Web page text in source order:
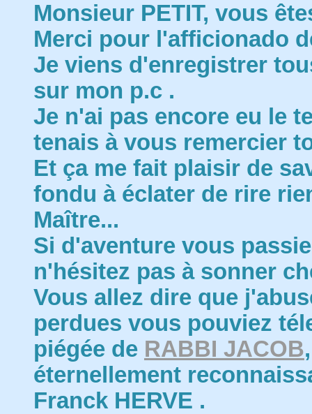
Monsieur PETIT, vous
Merci pour l'afficionado
Je viens d'enregistrer
sur mon p.c .
Je n'ai pas encore eu le
tenais à vous remercier
Et ça me fait plaisir de
fondu à éclater de rire
Maître...
Si d'aventure vous
n'hésitez pas à sonner
Vous allez dire que
perdues vous pouviez
piégée de RABBI JACOB
éternellement
Franck HERVE .